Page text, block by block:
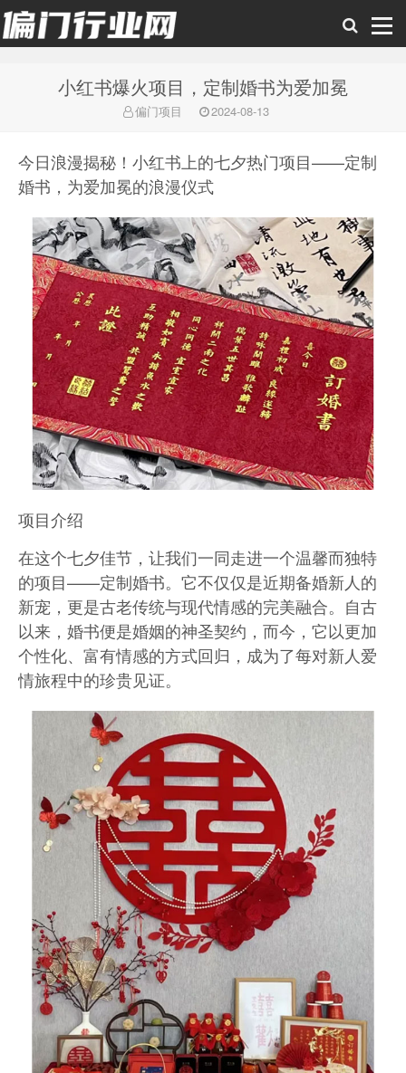
偏门行业网
小红书爆火项目，定制婚书为爱加冕
偏门项目 2024-08-13
今日浪漫揭秘！小红书上的七夕热门项目——定制
婚书，为爱加冕的浪漫仪式
项目介绍
在这个七夕佳节，让我们一同走进一个温馨而独特
的项目——定制婚书。它不仅仅是近期备婚新人的
新宠，更是古老传统与现代情感的完美融合。自古
以来，婚书便是婚姻的神圣契约，而今，它以更加
个性化、富有情感的方式回归，成为了每对新人爱
情旅程中的珍贵见证。